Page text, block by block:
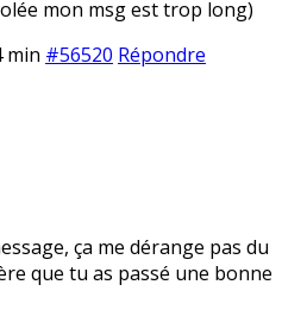
mon msg est trop long)
min #56520 Répondre
ça me dérange pas du
que tu as passé une bonne